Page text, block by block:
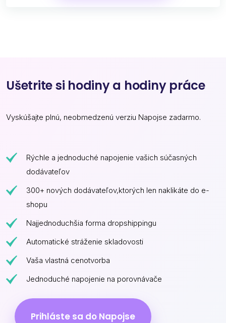
Ušetrite si hodiny a hodiny práce
Vyskúšajte plnú, neobmedzenú verziu Napojse zadarmo.
Rýchle a jednoduché napojenie vašich súčasných
dodávateľov
300+ nových dodávateľov,ktorých len naklikáte do e-
shopu
Najjednoduchšia forma dropshippingu
Automatické stráženie skladovosti
Vaša vlastná cenotvorba
Jednoduché napojenie na porovnávače
Prihláste sa do Napojse